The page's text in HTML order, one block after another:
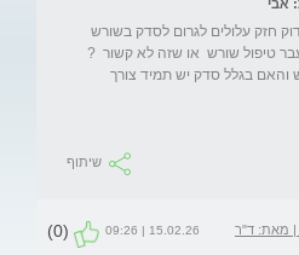
חזק עלולים לגרום לסדק בשורש
בגלל סדק יש תמיד צורך
שיתוף
| מאת: ד"ר
15.02.26 | 09:26
(0)